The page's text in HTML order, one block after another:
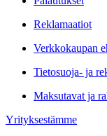
Reklamaatiot
Verkkokaupan
Tietosuoja- ja
Maksutavat ja
Yrityksestämme